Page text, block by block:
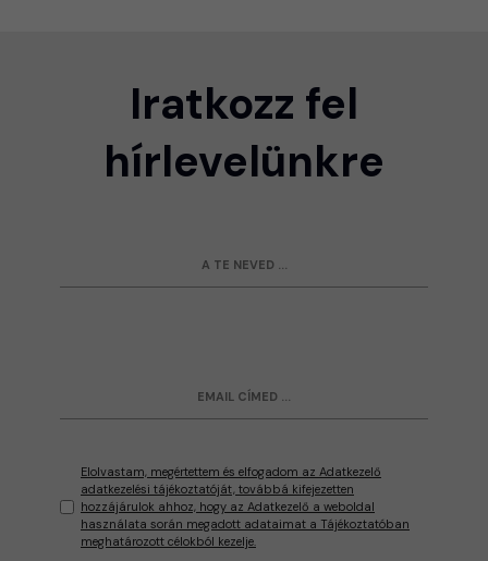
Iratkozz fel
hírlevelünkre
Elolvastam, megértettem és elfogadom az Adatkezelő
adatkezelési tájékoztatóját, továbbá kifejezetten
hozzájárulok ahhoz, hogy az Adatkezelő a weboldal
használata során megadott adataimat a Tájékoztatóban
meghatározott célokból kezelje.